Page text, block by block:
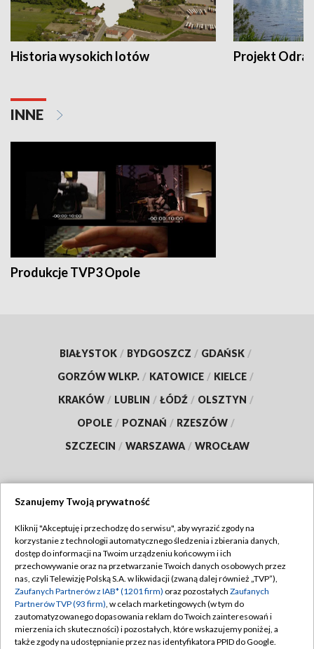
Historia wysokich lotów Projekt Odra
INNE
Produkcje TVP3 Opole
BIAŁYSTOK / BYDGOSZCZ / GDAŃSK /
GORZÓW WLKP. / KATOWICE / KIELCE /
KRAKÓW / LUBLIN / ŁÓDŹ / OLSZTYN /
OPOLE / POZNAŃ / RZESZÓW /
SZCZECIN / WARSZAWA / WROCŁAW
TVP
Abonament TVP
Emisja w TVP
Centrum informacji TVP
Naziemna Telewizja Cyfrowa
Regulamin TVP
Polityka prywatności
Moje zgody
Pomoc
Szanujemy Twoją prywatność
Kliknij "Akceptuję i przechodzę do serwisu", aby wyrazić zgody na
korzystanie z technologii automatycznego śledzenia i zbierania danych,
dostęp do informacji na Twoim urządzeniu końcowym i ich
przechowywanie oraz na przetwarzanie Twoich danych osobowych przez
nas, czyli Telewizję Polską S.A. w likwidacji (zwaną dalej również „TVP”),
Zaufanych Partnerów z IAB* (1201 firm) oraz pozostałych Zaufanych
Partnerów TVP (93 firm), w celach marketingowych (w tym do
zautomatyzowanego dopasowania reklam do Twoich zainteresowań i
mierzenia ich skuteczności) i pozostałych, które wskazujemy poniżej, a
także zgody na udostępnianie przez nas identyfikatora PPID do Google.